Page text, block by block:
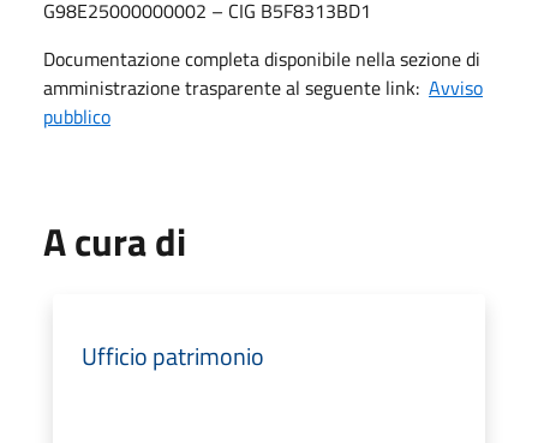
G98E25000000002 – CIG B5F8313BD1
Documentazione completa disponibile nella sezione di
amministrazione trasparente al seguente link: Avviso
pubblico
A cura di
Ufficio patrimonio